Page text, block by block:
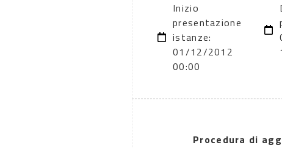
Inizio
presentazione
istanze:
01/12/2012
00:00
Procedura di